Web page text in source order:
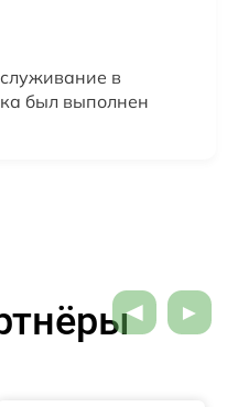
в
был выполнен